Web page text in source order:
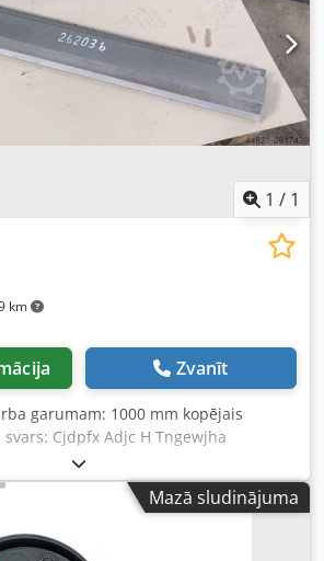
1 / 1
km
Zvanīt
garumam: 1000 mm kopējais
Cjdpfx Adjc H Tngewjha
Mazā sludinājuma